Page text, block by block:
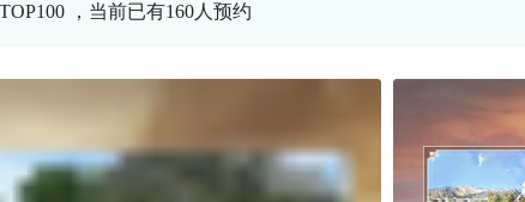
，当前已有160人预约